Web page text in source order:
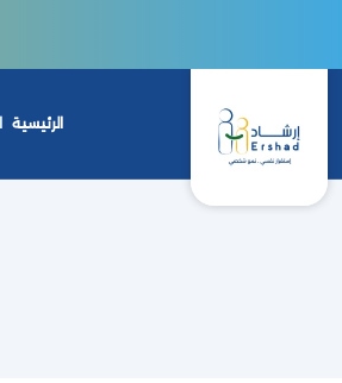
الرئيسية